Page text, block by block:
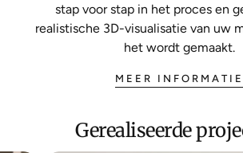
stap voor stap in het proces en
realistische 3D-visualisatie van uw
het wordt gemaakt.
MEER INFORMATIE
Gerealiseerde